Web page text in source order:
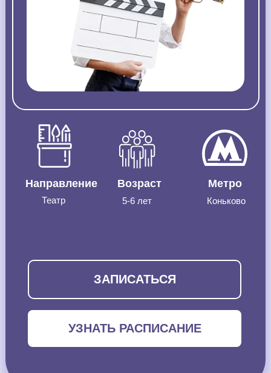
Направление
Театр
Возраст
5-6 лет
Метро
Коньково
УЗНАТЬ РАСПИСАНИЕ
ЗАПИСАТЬСЯ